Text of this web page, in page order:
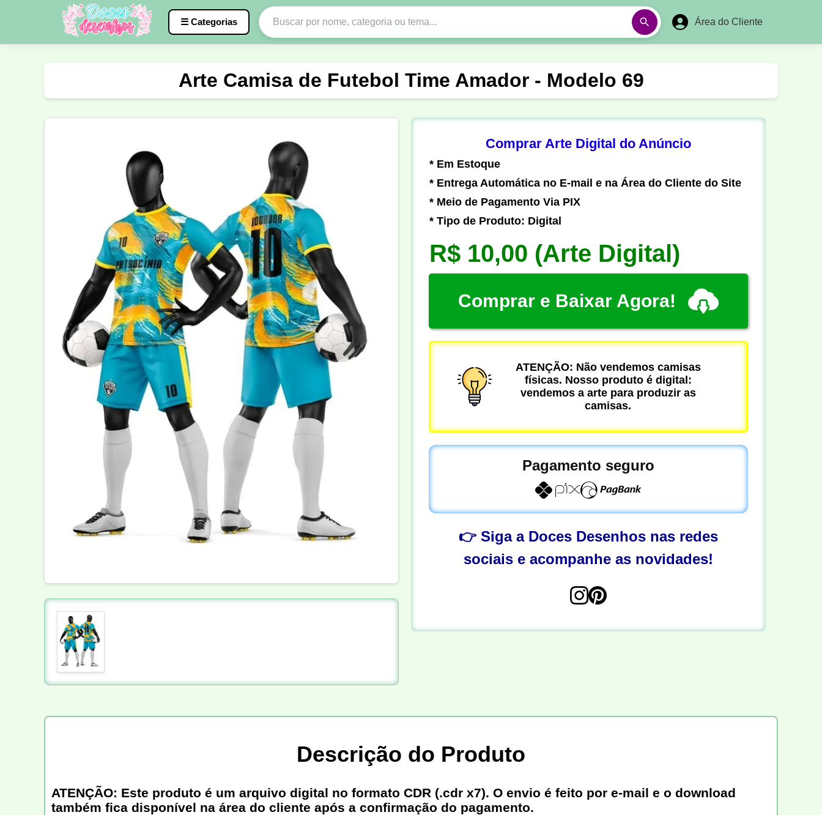
☰ Categorias Área do Cliente
Vôlei Futebol Amador Pesca
Ciclismo Nail Designer Pedagogia Biologia Geografia História Matemática
Língua Portuguesa
Arte Camisa de Futebol Time Amador - Modelo 69
Comprar Arte Digital do Anúncio
* Em Estoque
* Entrega Automática no E-mail e na Área do Cliente do Site
* Meio de Pagamento Via PIX
* Tipo de Produto: Digital
R$ 10,00 (Arte Digital)
Comprar e Baixar Agora!
ATENÇÃO: Não vendemos camisas
físicas. Nosso produto é digital:
vendemos a arte para produzir as
camisas.
Pagamento seguro
👉 Siga a Doces Desenhos nas redes
sociais e acompanhe as novidades!
Descrição do Produto
ATENÇÃO: Este produto é um arquivo digital no formato CDR (.cdr x7). O envio é feito por e-mail e o download
também fica disponível na área do cliente após a confirmação do pagamento.